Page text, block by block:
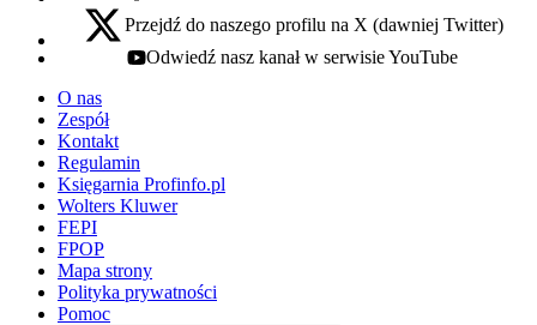
x - otwiera się w nowej karcie
Przejdź do naszego profilu na X (dawniej Twitter)
youtube - otwiera się w nowej karcie
Odwiedź nasz kanał w serwisie YouTube
O nas
Zespół
Kontakt
Regulamin
Księgarnia Profinfo.pl
Wolters Kluwer
FEPI
FPOP
Mapa strony
Polityka prywatności
Pomoc